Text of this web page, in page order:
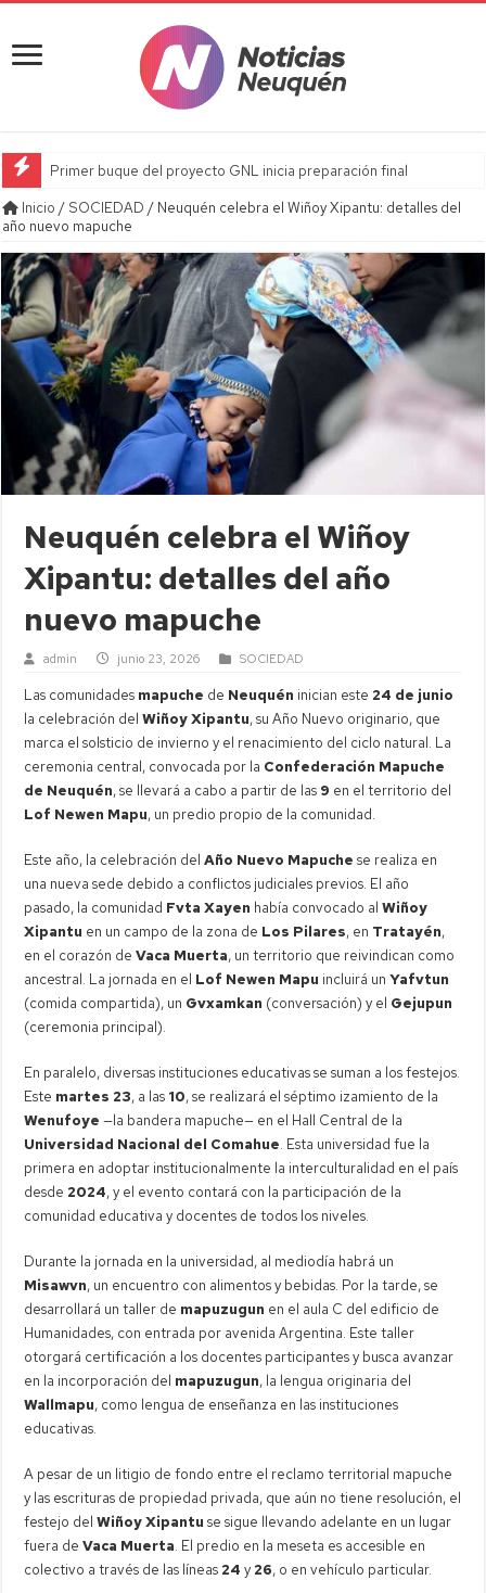
Primer buque del proyecto GNL inicia preparación final
Inicio / SOCIEDAD / Neuquén celebra el Wiñoy Xipantu: detalles del
año nuevo mapuche
Neuquén celebra el Wiñoy
Xipantu: detalles del año
nuevo mapuche
admin junio 23, 2026 SOCIEDAD
Las comunidades mapuche de Neuquén inician este 24 de junio
la celebración delWiñoy Xipantu, su Año Nuevo originario, que
marca el solsticio de invierno y el renacimiento del ciclo natural. La
ceremonia central, convocada por la Confederación Mapuche
de Neuquén, se llevará a cabo a partir de las 9 en el territorio del
Lof Newen Mapu, un predio propio de la comunidad.
Este año, la celebración delAño Nuevo Mapuche se realiza en
una nueva sede debido a conflictos judiciales previos. El año
pasado, la comunidad Fvta Xayen había convocado alWiñoy
Xipantu en un campo de la zona de Los Pilares, en Tratayén,
en el corazón deVaca Muerta, un territorio que reivindican como
ancestral. La jornada en el Lof Newen Mapu incluirá unYafvtun
(comida compartida), un Gvxamkan (conversación) y el Gejupun
(ceremonia principal).
En paralelo, diversas instituciones educativas se suman a los festejos.
Este martes 23, a las 10, se realizará el séptimo izamiento de la
Wenufoye —la bandera mapuche— en el Hall Central de la
Universidad Nacional del Comahue. Esta universidad fue la
primera en adoptar institucionalmente la interculturalidad en el país
desde 2024, y el evento contará con la participación de la
comunidad educativa y docentes de todos los niveles.
Durante la jornada en la universidad, al mediodía habrá un
Misawvn, un encuentro con alimentos y bebidas. Por la tarde, se
desarrollará un taller de mapuzugun en el aula C del edificio de
Humanidades, con entrada por avenida Argentina. Este taller
otorgará certificación a los docentes participantes y busca avanzar
en la incorporación del mapuzugun, la lengua originaria del
Wallmapu, como lengua de enseñanza en las instituciones
educativas.
A pesar de un litigio de fondo entre el reclamo territorial mapuche
y las escrituras de propiedad privada, que aún no tiene resolución, el
festejo delWiñoy Xipantu se sigue llevando adelante en un lugar
fuera deVaca Muerta. El predio en la meseta es accesible en
colectivo a través de las líneas 24 y 26, o en vehículo particular.